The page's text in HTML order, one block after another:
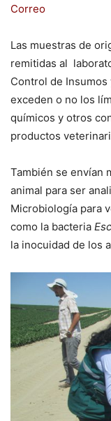
Correo
Las muestras de
remitidas al
Control de
exceden o no los
químicos y otros
productos
También se envían
animal para ser
Microbiología para
como la bacteria
la inocuidad de los